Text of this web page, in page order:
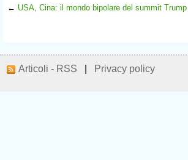
← USA, Cina: il mondo bipolare del summit
Articoli - RSS Privacy policy